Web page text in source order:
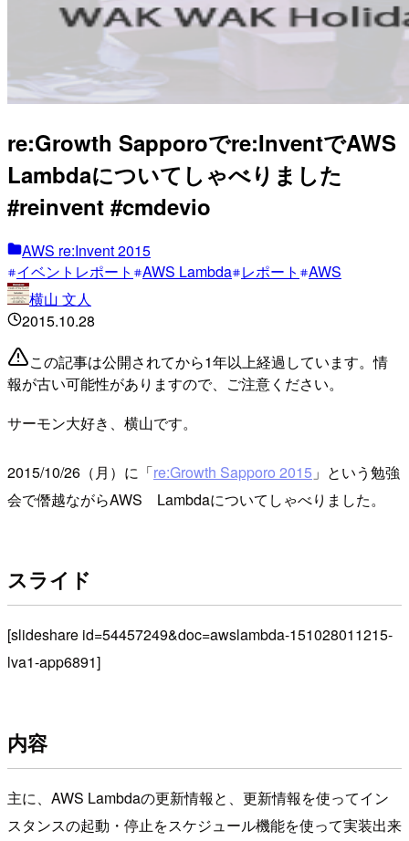
re:Growth Sapporoでre:InventでAWS
Lambdaについてしゃべりました
#reinvent #cmdevio
AWS re:Invent 2015
イベントレポート
AWS Lambda レポート
AWS
横山 文人
2015.10.28
この記事は公開されてから1年以上経過しています。情
報が古い可能性がありますので、ご注意ください。
サーモン大好き、横山です。
2015/10/26（月）に「re:Growth Sapporo 2015 」という勉強
会で僭越ながらAWS Lambdaについてしゃべりました。
スライド
[slideshare id=54457249&doc=awslambda-151028011215-
lva1-app6891]
内容
主に、AWS Lambdaの更新情報と、更新情報を使ってイン
スタンスの起動・停止をスケジュール機能を使って実装出来